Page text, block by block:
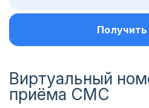
Виртуальный
приёма СМС